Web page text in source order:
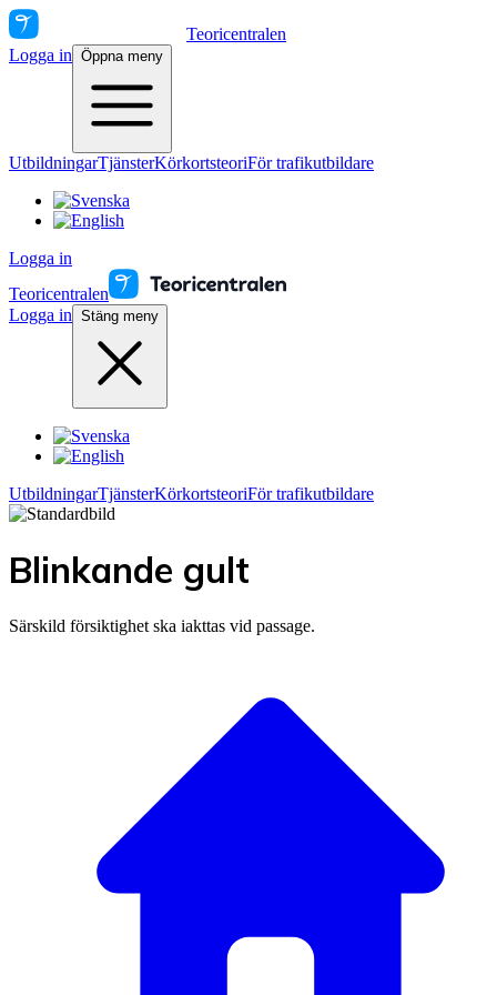
Teoricentralen
Logga in Öppna meny
UtbildningarTjänsterKörkortsteoriFör trafikutbildare
Logga in
Teoricentralen
Logga in Stäng meny
UtbildningarTjänsterKörkortsteoriFör trafikutbildare
Blinkande gult
Särskild försiktighet ska iakttas vid passage.